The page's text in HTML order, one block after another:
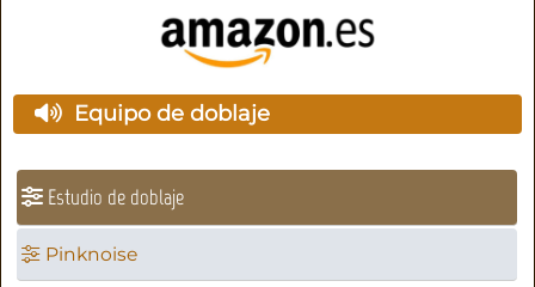
Equipo de doblaje
Estudio de doblaje
Pinknoise